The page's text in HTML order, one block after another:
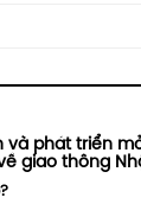
phát triển
giao thông